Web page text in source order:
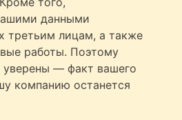
данными
третьим лицам, а также
работы. Поэтому
— факт вашего
компанию останется